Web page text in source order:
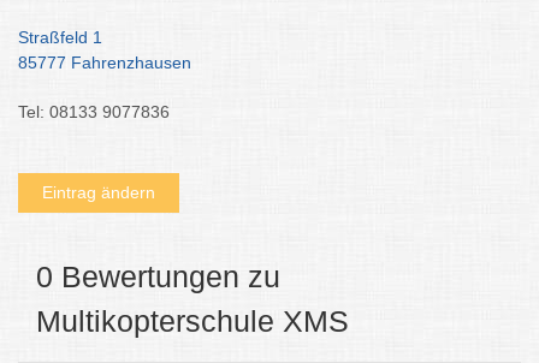
Straßfeld 1
85777 Fahrenzhausen
Tel: 08133 9077836
Eintrag ändern
0 Bewertungen zu
Multikopterschule XMS